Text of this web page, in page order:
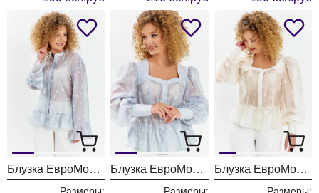
Блузка ЕвроМода 745 дымчато-голубой Блузка ЕвроМода 759 дымчато-голубой Блузка ЕвроМода 759 молочный